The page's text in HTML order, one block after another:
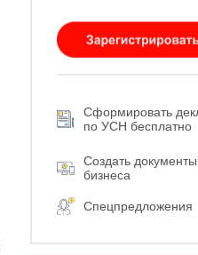
Сформировать
по УСН бесплатно
Создать
бизнеса
Спецпредложения